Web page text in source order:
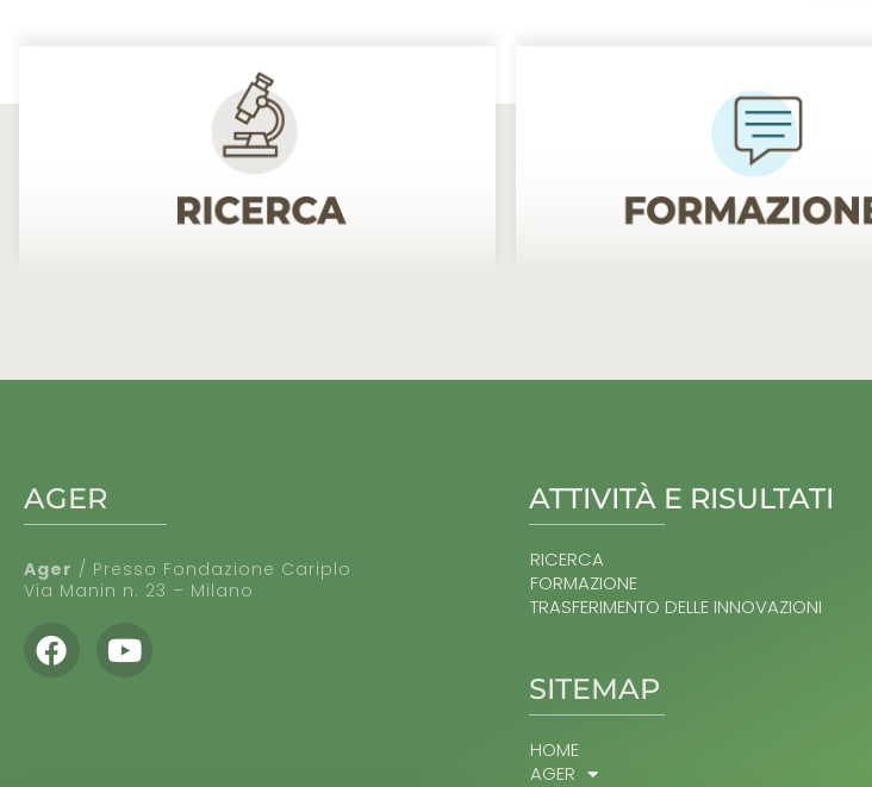
AGER
Ager / Presso Fondazione Cariplo
Via Manin n. 23 – Milano
Facebook
Youtube
ATTIVITÀ E RISULTATI
RICERCA
FORMAZIONE
TRASFERIMENTO DELLE INNOVAZIONI
SITEMAP
HOME
AGER